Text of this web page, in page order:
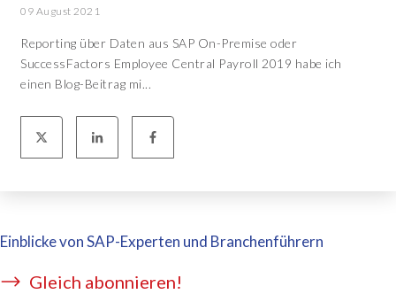
09 August 2021
Reporting über Daten aus SAP On-Premise oder
SuccessFactors Employee Central Payroll 2019 habe ich
einen Blog-Beitrag mi...
Einblicke von SAP-Experten und Branchenführern
Gleich abonnieren!